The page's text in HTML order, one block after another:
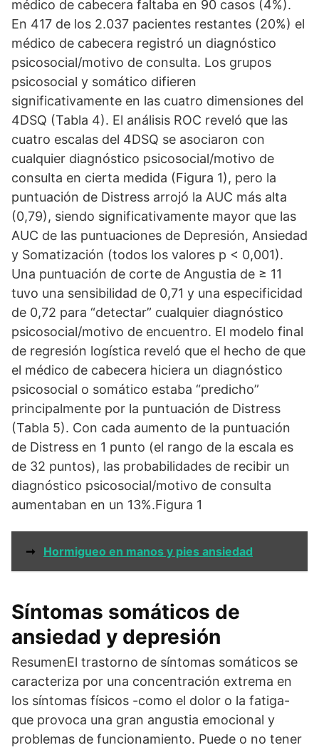
médico de cabecera faltaba en 90 casos (4%).
En 417 de los 2.037 pacientes restantes (20%) el
médico de cabecera registró un diagnóstico
psicosocial/motivo de consulta. Los grupos
psicosocial y somático difieren
significativamente en las cuatro dimensiones del
4DSQ (Tabla 4). El análisis ROC reveló que las
cuatro escalas del 4DSQ se asociaron con
cualquier diagnóstico psicosocial/motivo de
consulta en cierta medida (Figura 1), pero la
puntuación de Distress arrojó la AUC más alta
(0,79), siendo significativamente mayor que las
AUC de las puntuaciones de Depresión, Ansiedad
y Somatización (todos los valores p < 0,001).
Una puntuación de corte de Angustia de ≥ 11
tuvo una sensibilidad de 0,71 y una especificidad
de 0,72 para “detectar” cualquier diagnóstico
psicosocial/motivo de encuentro. El modelo final
de regresión logística reveló que el hecho de que
el médico de cabecera hiciera un diagnóstico
psicosocial o somático estaba “predicho”
principalmente por la puntuación de Distress
(Tabla 5). Con cada aumento de la puntuación
de Distress en 1 punto (el rango de la escala es
de 32 puntos), las probabilidades de recibir un
diagnóstico psicosocial/motivo de consulta
aumentaban en un 13%.Figura 1
➞ Hormigueo en manos y pies ansiedad
Síntomas somáticos de
ansiedad y depresión
ResumenEl trastorno de síntomas somáticos se
caracteriza por una concentración extrema en
los síntomas físicos -como el dolor o la fatiga-
que provoca una gran angustia emocional y
problemas de funcionamiento. Puede o no tener